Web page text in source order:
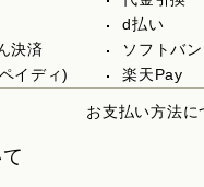
d払い
決済
ソフトバ
イディ)
楽天Pay
お支払い方法